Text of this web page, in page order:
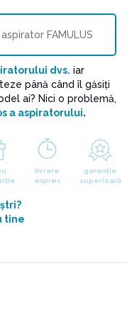
dvs. iar
până când îl găsiți
ai? Nici o problemă,
a aspiratorului.
livrare
expres
garanție
superioară
tine